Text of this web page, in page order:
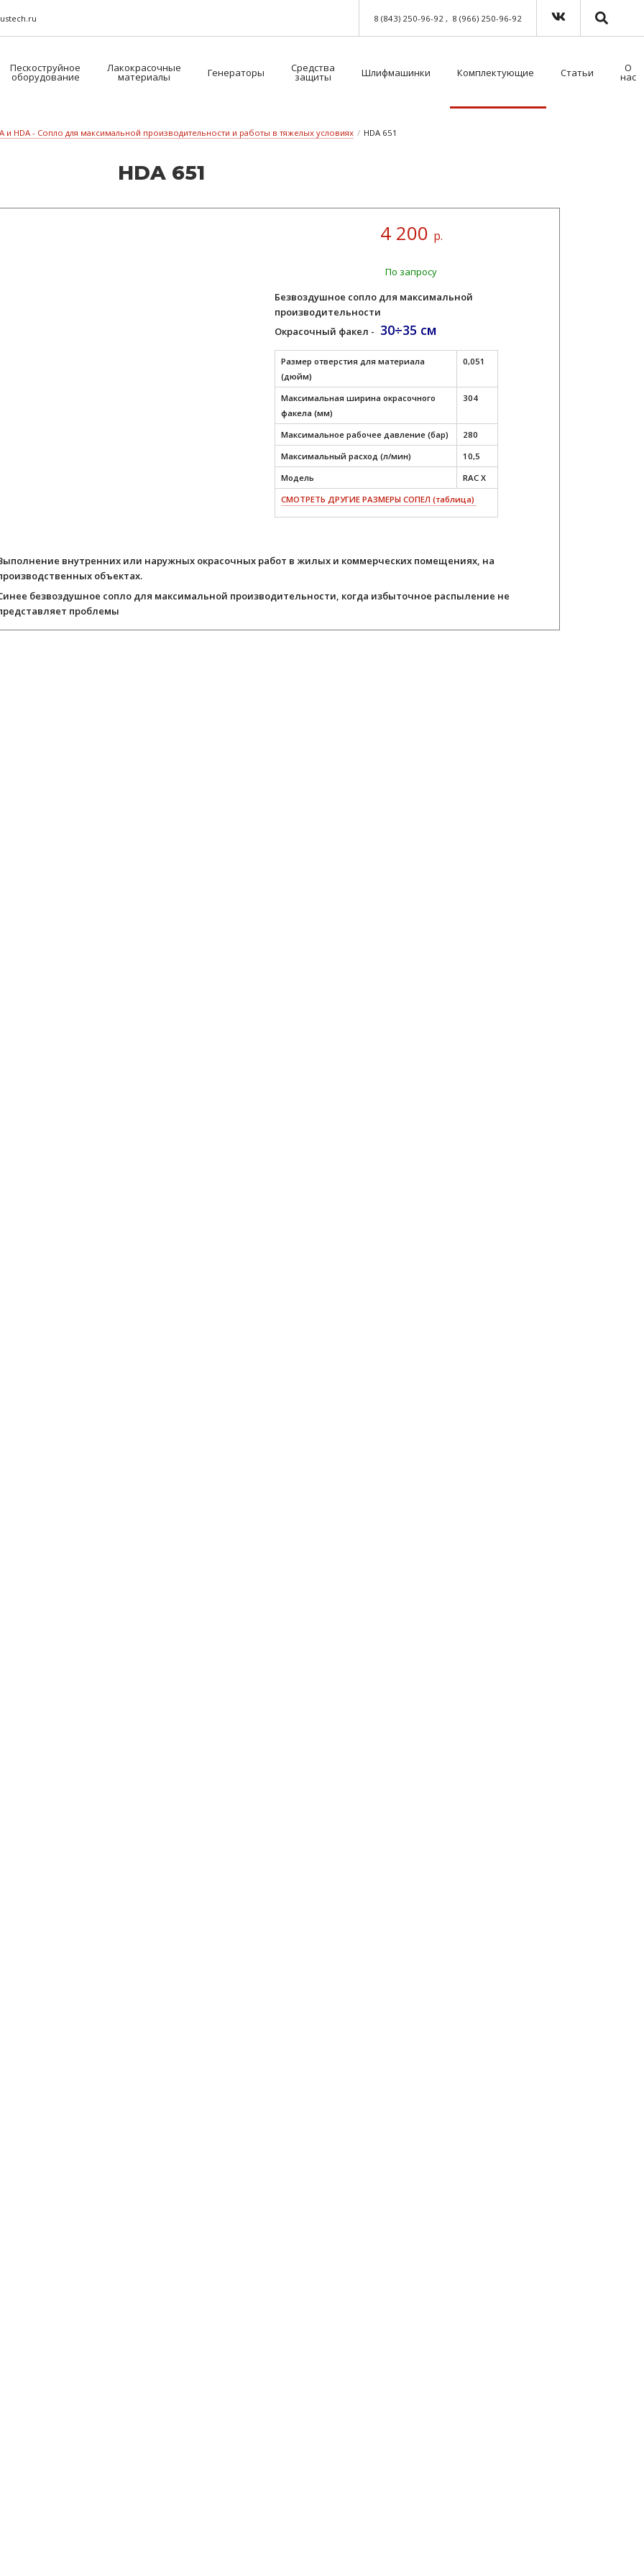
8 (843) 250-96-92 8 (966) 250-96-92
Пескоструйное
оборудование
Лакокрасочные
материалы Генераторы Средства
защиты Шлифмашинки Комплектующие Статьи О
нас
и HDA - Сопло для максимальной производительности и работы в тяжелых условиях / HDA 651
HDA 651
4 200 р.
По запросу
Безвоздушное сопло для максимальной
производительности
Окрасочный факел - 30÷35 см
Размер отверстия для материала
(дюйм)
0,051
Максимальная ширина окрасочного
факела (мм)
304
Максимальное рабочее давление (бар)
280
Максимальный расход (л/мин)
10,5
Модель
RAC X
СМОТРЕТЬ ДРУГИЕ РАЗМЕРЫ СОПЕЛ (таблица)
внутренних или наружных окрасочных работ в жилых и коммерческих помещениях, на
объектах.
безвоздушное сопло для максимальной производительности, когда избыточное распыление не
проблемы